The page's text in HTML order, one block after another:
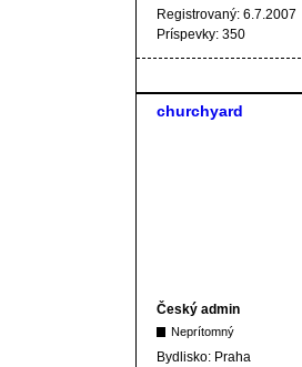
Registrovaný: 6.7.2007
Príspevky: 350
churchyard
Český admin
Neprítomný
Bydlisko: Praha